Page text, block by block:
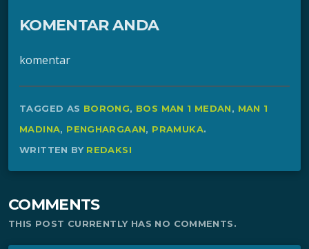
KOMENTAR ANDA
komentar
TAGGED AS BORONG, BOS MAN 1 MEDAN, MAN 1
MADINA, PENGHARGAAN, PRAMUKA.
WRITTEN BY REDAKSI
COMMENTS
THIS POST CURRENTLY HAS NO COMMENTS.